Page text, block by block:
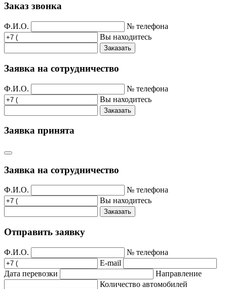
Заказ звонка
Ф.И.О.
№ телефона
Вы находитесь
Заказать
Заявка на сотрудничество
Ф.И.О.
№ телефона
Вы находитесь
Заказать
Заявка принята
Заявка на сотрудничество
Ф.И.О.
№ телефона
Вы находитесь
Заказать
Отправить заявку
Ф.И.О.
№ телефона
E-mail
Дата перевозки
Направление
Количество автомобилей